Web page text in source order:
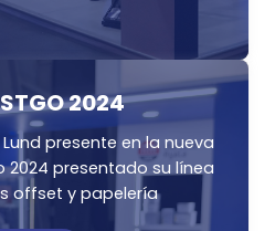
2024
presente en la nueva
2024 presentado su línea
offset y papelería